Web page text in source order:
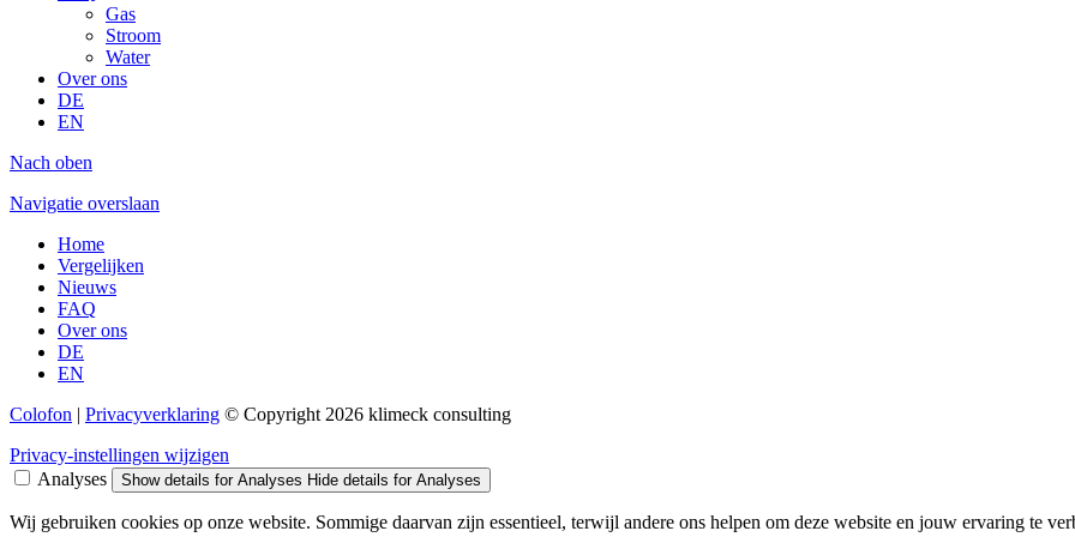
Gas
Stroom
Water
Over ons
DE
EN
Nach oben
Navigatie overslaan
Home
Vergelijken
Nieuws
FAQ
Over ons
DE
EN
Colofon
Privacyverklaring © Copyright 2026 klimeck consulting
Privacy-instellingen wijzigen
Analyses
Show details for Analyses Hide details for Analyses
Wij gebruiken cookies op onze website. Sommige daarvan zijn essentieel, terwijl andere ons helpen om deze website en jouw ervaring te